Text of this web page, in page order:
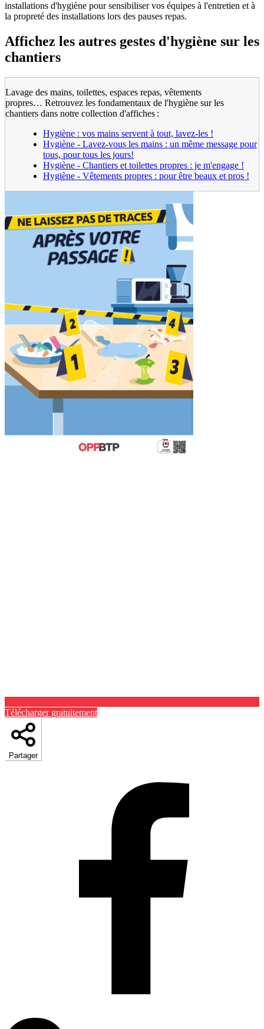
installations d'hygiène pour sensibiliser vos équipes à l'entretien et à
la propreté des installations lors des pauses repas.
Affichez les autres gestes d'hygiène sur les
chantiers
Lavage des mains, toilettes, espaces repas, vêtements
propres… Retrouvez les fondamentaux de l'hygiène sur les
chantiers dans notre collection d'affiches :
Hygiène : vos mains servent à tout, lavez-les !
Hygiène - Lavez-vous les mains : un même message pour
tous, pour tous les jours!
Hygiène - Chantiers et toilettes propres : je m'engage !
Hygiène - Vêtements propres : pour être beaux et pros !
Télécharger gratuitement
Partager